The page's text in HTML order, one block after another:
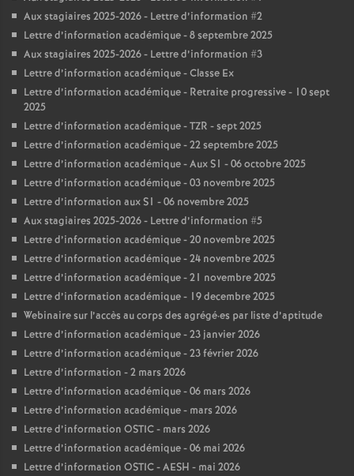
Aux stagiaires 2025-2026 - Lettre d’information #2
Lettre d’information académique - 8 septembre 2025
Aux stagiaires 2025-2026 - Lettre d’information #3
Lettre d’information académique - Classe Ex
Lettre d’information académique - Retraite progressive - 10 sept
2025
Lettre d’information académique - TZR - sept 2025
Lettre d’information académique - 22 septembre 2025
Lettre d’information académique - Aux S1 - 06 octobre 2025
Lettre d’information académique - 03 novembre 2025
Lettre d’information aux S1 - 06 novembre 2025
Aux stagiaires 2025-2026 - Lettre d’information #5
Lettre d’information académique - 20 novembre 2025
Lettre d’information académique - 24 novembre 2025
Lettre d’information académique - 21 novembre 2025
Lettre d’information académique - 19 decembre 2025
Webinaire sur l’accès au corps des agrégé·es par liste d’aptitude
Lettre d’information académique - 23 janvier 2026
Lettre d’information académique - 23 février 2026
Lettre d’information - 2 mars 2026
Lettre d’information académique - 06 mars 2026
Lettre d’information académique - mars 2026
Lettre d’information OSTIC - mars 2026
Lettre d’information académique - 06 mai 2026
Lettre d’information OSTIC - AESH - mai 2026